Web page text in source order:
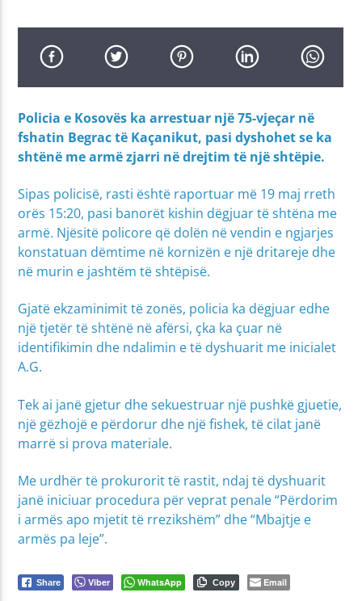
Policia e Kosovës ka arrestuar një 75-vjeçar në
fshatin Begrac të Kaçanikut, pasi dyshohet se ka
shtënë me armë zjarri në drejtim të një shtëpie.
Sipas policisë, rasti është raportuar më 19 maj rreth
orës 15:20, pasi banorët kishin dëgjuar të shtëna me
armë. Njësitë policore që dolën në vendin e ngjarjes
konstatuan dëmtime në kornizën e një dritareje dhe
në murin e jashtëm të shtëpisë.
Gjatë ekzaminimit të zonës, policia ka dëgjuar edhe
një tjetër të shtënë në afërsi, çka ka çuar në
identifikimin dhe ndalimin e të dyshuarit me inicialet
A.G.
Tek ai janë gjetur dhe sekuestruar një pushkë gjuetie,
një gëzhojë e përdorur dhe një fishek, të cilat janë
marrë si prova materiale.
Me urdhër të prokurorit të rastit, ndaj të dyshuarit
janë iniciuar procedura për veprat penale “Përdorim
i armës apo mjetit të rrezikshëm” dhe “Mbajtje e
armës pa leje”.
Share Viber WhatsApp Copy Email